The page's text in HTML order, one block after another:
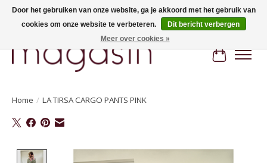
Hi, nice to meet you! Welcome to MAGASIN. Gratis verzending vanaf €100
Home / LA TIRSA CARGO PANTS PINK
Product image slideshow Items
Door het gebruiken van onze website, ga je akkoord met het gebruik van
cookies om onze website te verbeteren.
Dit bericht verbergen
Meer over cookies »